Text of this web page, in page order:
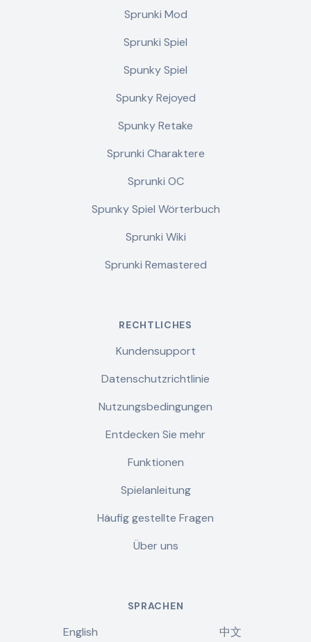
Sprunki Mod
Sprunki Spiel
Spunky Spiel
Spunky Rejoyed
Spunky Retake
Sprunki Charaktere
Sprunki OC
Spunky Spiel Wörterbuch
Sprunki Wiki
Sprunki Remastered
RECHTLICHES
Kundensupport
Datenschutzrichtlinie
Nutzungsbedingungen
Entdecken Sie mehr
Funktionen
Spielanleitung
Häufig gestellte Fragen
Über uns
SPRACHEN
English 中文